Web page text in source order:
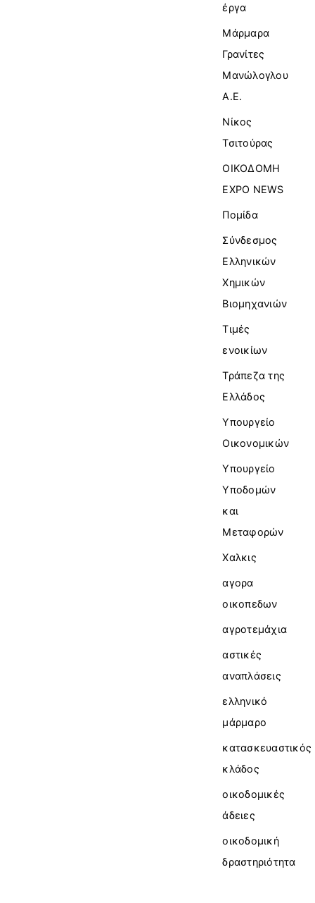
έργα
Μάρμαρα
Γρανίτες
Μανώλογλου
Α.Ε.
Νίκος
Τσιτούρας
ΟΙΚΟΔΟΜΗ
EXPO NEWS
Πομίδα
Σύνδεσμος
Ελληνικών
Χημικών
Βιομηχανιών
Τιμές
ενοικίων
Τράπεζα της
Ελλάδος
Υπουργείο
Οικονομικών
Υπουργείο
Υποδομών
και
Μεταφορών
Χαλκις
αγορα
οικοπεδων
αγροτεμάχια
αστικές
αναπλάσεις
ελληνικό
μάρμαρο
κατασκευαστικός
κλάδος
οικοδομικές
άδειες
οικοδομική
δραστηριότητα